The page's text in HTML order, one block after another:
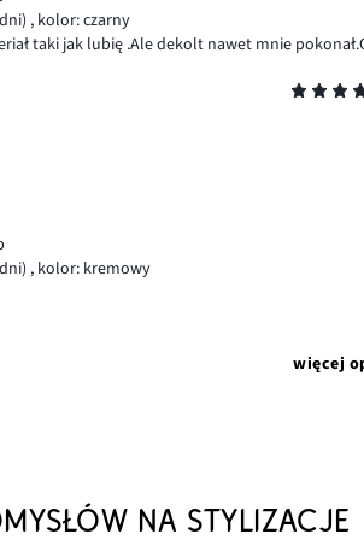
, kolor: czarny
taki jak lubię .Ale dekolt nawet mnie
, kolor: kremowy
więcej
NA STYLIZACJE